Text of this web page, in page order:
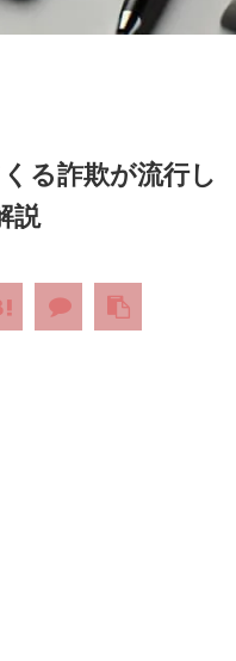
る詐欺が流行し
説